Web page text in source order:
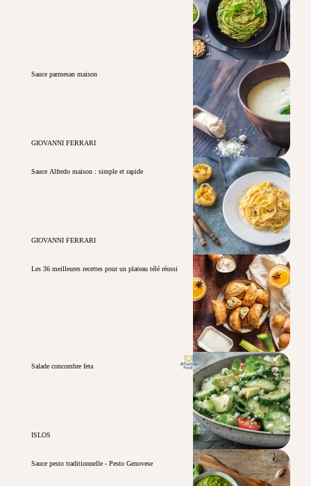
Sauce parmesan maison
GIOVANNI FERRARI
Sauce Alfredo maison : simple et rapide
GIOVANNI FERRARI
Les 36 meilleures recettes pour un plateau télé réussi
Salade concombre feta
ISLOS
Sauce pesto traditionnelle - Pesto Genovese